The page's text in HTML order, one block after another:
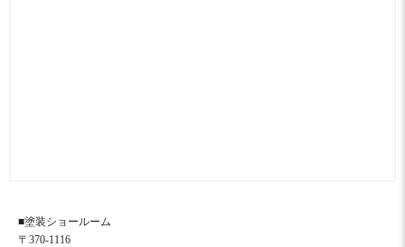
■塗装ショールーム
〒370-1116